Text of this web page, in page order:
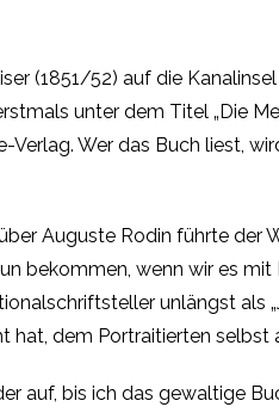
(1851/52) auf die
unter dem Titel „Die
Verlag. Wer das Buch liest,
Auguste Rodin führte
bekommen, wenn wir es
unlängst als
hat, dem Portraitierten selbst
auf, bis ich das gewaltige